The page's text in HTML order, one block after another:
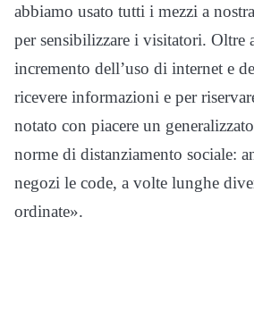
abbiamo usato tutti i mezzi a
per sensibilizzare i visitatori. Oltre
incremento dell’uso di internet e
ricevere informazioni e per
notato con piacere un
norme di distanziamento sociale:
negozi le code, a volte lunghe
ordinate».